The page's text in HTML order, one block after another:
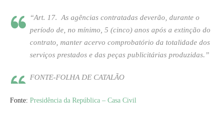
“Art. 17. As agências contratadas deverão, durante o
período de, no mínimo, 5 (cinco) anos após a extinção do
contrato, manter acervo comprobatório da totalidade dos
serviços prestados e das peças publicitárias produzidas.”
FONTE-FOLHA DE CATALÃO
Fonte: Presidência da República – Casa Civil